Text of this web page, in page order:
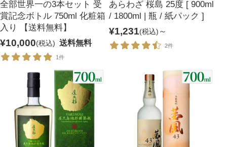
その他 セット商品
用途から探す
贈答用
業務用
全部世界一の3本セット 受
賞記念ボトル 750ml 化粧箱
入り 【送料無料】
¥10,000(税込) 送料無料
1件
あらわざ 桜島 25度 [ 900ml
/ 1800ml | 瓶 / 紙パック ]
¥1,231(税込) ～
2件